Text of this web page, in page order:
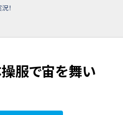
！
服で宙を舞い